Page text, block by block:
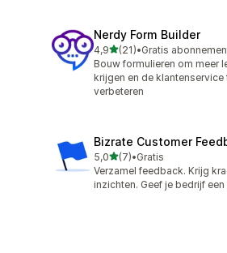
Nerdy Form Builder
4,9van 5 sterren
(21)
21 recensies in totaal
•
Bouw formulieren om meer
krijgen en de klantenservice
verbeteren
Bizrate Customer
5,0van 5 sterren
(7)
7 recensies in totaal
•Gratis
Verzamel feedback. Krijg
inzichten. Geef je bedrijf